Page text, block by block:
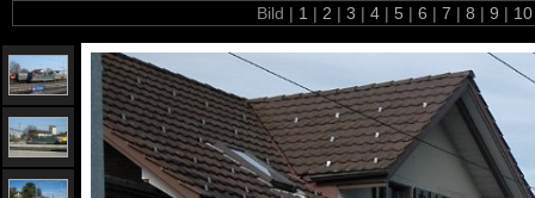
Bild | 1 | 2 | 3 | 4 | 5 | 6 | 7 | 8 | 9 |